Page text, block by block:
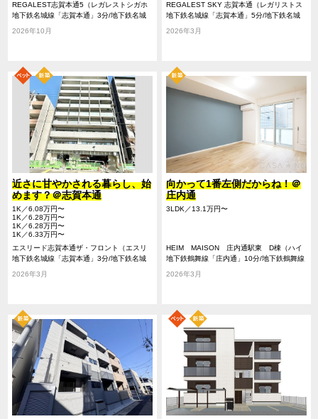
REGALEST志賀本通5（レガレストシガホ
ンドオリ5）
地下鉄名城線「志賀本通」3分/地下鉄名城
線「黒川」15分/地下鉄名城線「平安通」14
2026年10月
REGALEST SKY 志賀本通（レガリストス
カイシガホンドオリ）
地下鉄名城線「志賀本通」5分/地下鉄名城
線「黒川」9分/名鉄瀬戸線「尼ヶ坂」15分
2026年3月
近さに甘やかされる暮らし、始
めます？＠志賀本通
1K／6.08万円〜
1K／6.28万円〜
1K／6.28万円〜
1K／6.33万円〜
エスリード志賀本通ザ・フロント（エスリ
ードシガホンドオリザフロント）
地下鉄名城線「志賀本通」3分/地下鉄名城
2026年3月
向かって1番左側だからね！＠
庄内通
3LDK／13.1万円〜
HEIM MAISON 庄内通駅東 D棟（ハイ
ムメゾンショウナイドオリエキヒガシディ
地下鉄鶴舞線「庄内通」10分/地下鉄鶴舞線
川」27分
2026年3月